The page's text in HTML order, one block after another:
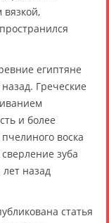
вязкой,
египтяне
Греческие
и более
воска
зуба
назад
статья